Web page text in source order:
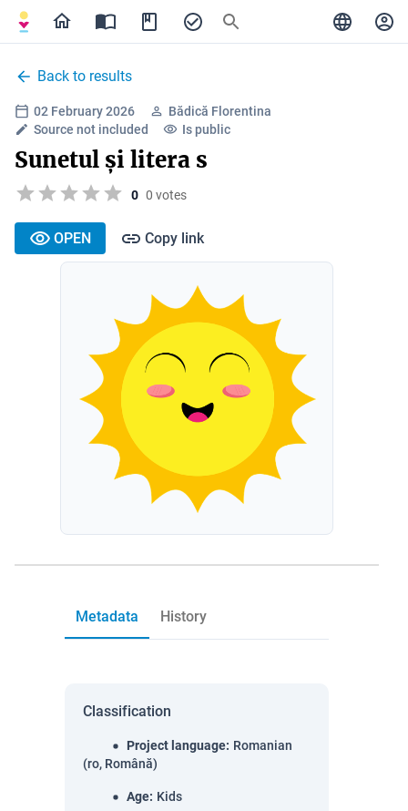
Back to results
02 February 2026
Bădică Florentina
Source not included
Is public
Sunetul și litera s
0 0 votes
OPEN Copy link
Metadata History
Classification
Project language: Romanian
(ro, Română)
Age: Kids